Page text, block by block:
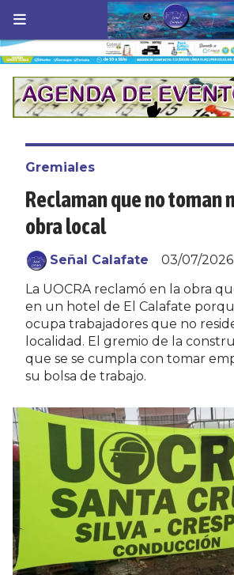
Reclaman que no toman
obra local
La UOCRA reclamó en la obra
en un hotel de El Calafate
ocupa trabajadores que no
localidad. El gremio de la
que se se cumpla con tomar
su bolsa de trabajo.
Gremiales
03/07/2026
Señal Calafate